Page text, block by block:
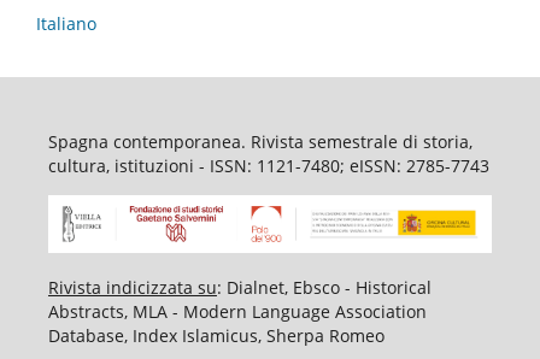
Italiano
Spagna contemporanea. Rivista semestrale di storia,
cultura, istituzioni - ISSN: 1121-7480; eISSN: 2785-7743
Rivista indicizzata su: Dialnet, Ebsco - Historical
Abstracts, MLA - Modern Language Association
Database, Index Islamicus, Sherpa Romeo